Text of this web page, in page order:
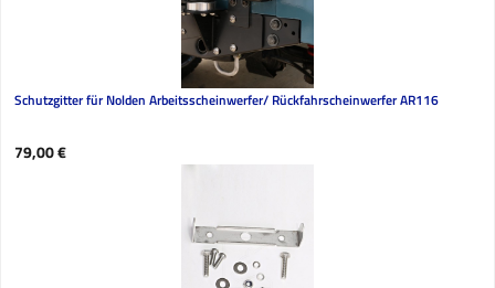
Schutzgitter für Nolden Arbeitsscheinwerfer/ Rückfahrscheinwerfer AR116
Regulärer Preis:
79,00 €